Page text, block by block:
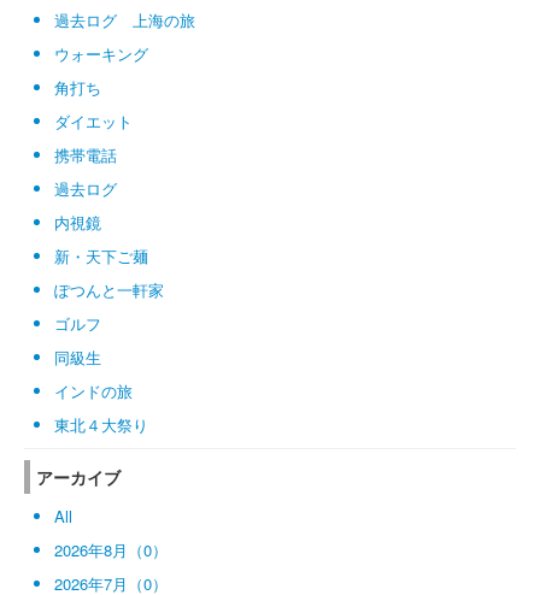
過去ログ 上海の旅
ウォーキング
角打ち
ダイエット
携帯電話
過去ログ
内視鏡
新・天下ご麺
ぽつんと一軒家
ゴルフ
同級生
インドの旅
東北４大祭り
アーカイブ
All
2026年8月（0）
2026年7月（0）